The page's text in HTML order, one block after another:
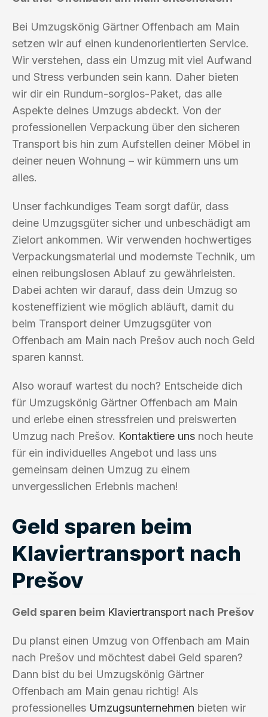
Bei Umzugskönig Gärtner Offenbach am Main
setzen wir auf einen kundenorientierten Service.
Wir verstehen, dass ein Umzug mit viel Aufwand
und Stress verbunden sein kann. Daher bieten
wir dir ein Rundum-sorglos-Paket, das alle
Aspekte deines Umzugs abdeckt. Von der
professionellen Verpackung über den sicheren
Transport bis hin zum Aufstellen deiner Möbel in
deiner neuen Wohnung – wir kümmern uns um
alles.
Unser fachkundiges Team sorgt dafür, dass
deine Umzugsgüter sicher und unbeschädigt am
Zielort ankommen. Wir verwenden hochwertiges
Verpackungsmaterial und modernste Technik, um
einen reibungslosen Ablauf zu gewährleisten.
Dabei achten wir darauf, dass dein Umzug so
kosteneffizient wie möglich abläuft, damit du
beim Transport deiner Umzugsgüter von
Offenbach am Main nach Prešov auch noch Geld
sparen kannst.
Also worauf wartest du noch? Entscheide dich
für Umzugskönig Gärtner Offenbach am Main
und erlebe einen stressfreien und preiswerten
Umzug nach Prešov. Kontaktiere uns noch heute
für ein individuelles Angebot und lass uns
gemeinsam deinen Umzug zu einem
unvergesslichen Erlebnis machen!
Geld sparen beim
Klaviertransport nach
Prešov
Geld sparen beim Klaviertransport nach Prešov
Du planst einen Umzug von Offenbach am Main
nach Prešov und möchtest dabei Geld sparen?
Dann bist du bei Umzugskönig Gärtner
Offenbach am Main genau richtig! Als
professionelles Umzugsunternehmen bieten wir